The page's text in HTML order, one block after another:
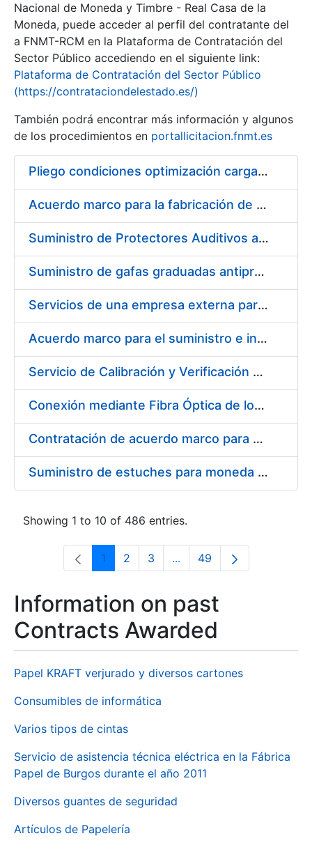
Show/Hide
Nacional de Moneda y Timbre - Real Casa de la
Moneda, puede acceder al perfil del contratante del
a FNMT-RCM en la Plataforma de Contratación del
Sector Público accediendo en el siguiente link:
Plataforma de Contratación del Sector Público
(https://contrataciondelestado.es/)
También podrá encontrar más información y algunos
de los procedimientos en portallicitacion.fnmt.es
Pliego condiciones optimización cargas compras firmado
Acuerdo marco para la fabricación de piezas
Suministro de Protectores Auditivos a medida para las personas trabajadoras de los Centros de Trabajo de Madrid y Burgos
Suministro de gafas graduadas antiproyecciones para los trabajadores de la FNMT-RCM en los centros de trabajo de Madrid y Burgos
Servicios de una empresa externa para el asesoramiento y resolución de los recursos de alzada que se presentan relacionados con procesos de selección para la FNMT-RCM
Acuerdo marco para el suministro e instalación de persianas, estores y otros complementos
Servicio de Calibración y Verificación Externa de los Equipos de Medición del Servicio de Prevención de la FNMT-RCM
Conexión mediante Fibra Óptica de los Centros de Proceso de Datos (CPDs) de las sedes de la FNMT-RCM de Burgos y Madrid
Contratación de acuerdo marco para el Suministro de Material de Electricidad para la Fábrica Nacional de Moneda y Timbre-Real Casa de la Moneda en su centro de trabajo de Burgos
Suministro de estuches para moneda de 30 €
Showing 1 to 10 of 486 entries.
Page
1 Page
2 Page
3 ...Intermediate Pages Use
Page
49
Information on past
Contracts Awarded
Papel KRAFT verjurado y diversos cartones
Consumibles de informática
Varios tipos de cintas
Servicio de asistencia técnica eléctrica en la Fábrica
Papel de Burgos durante el año 2011
Diversos guantes de seguridad
Artículos de Papelería